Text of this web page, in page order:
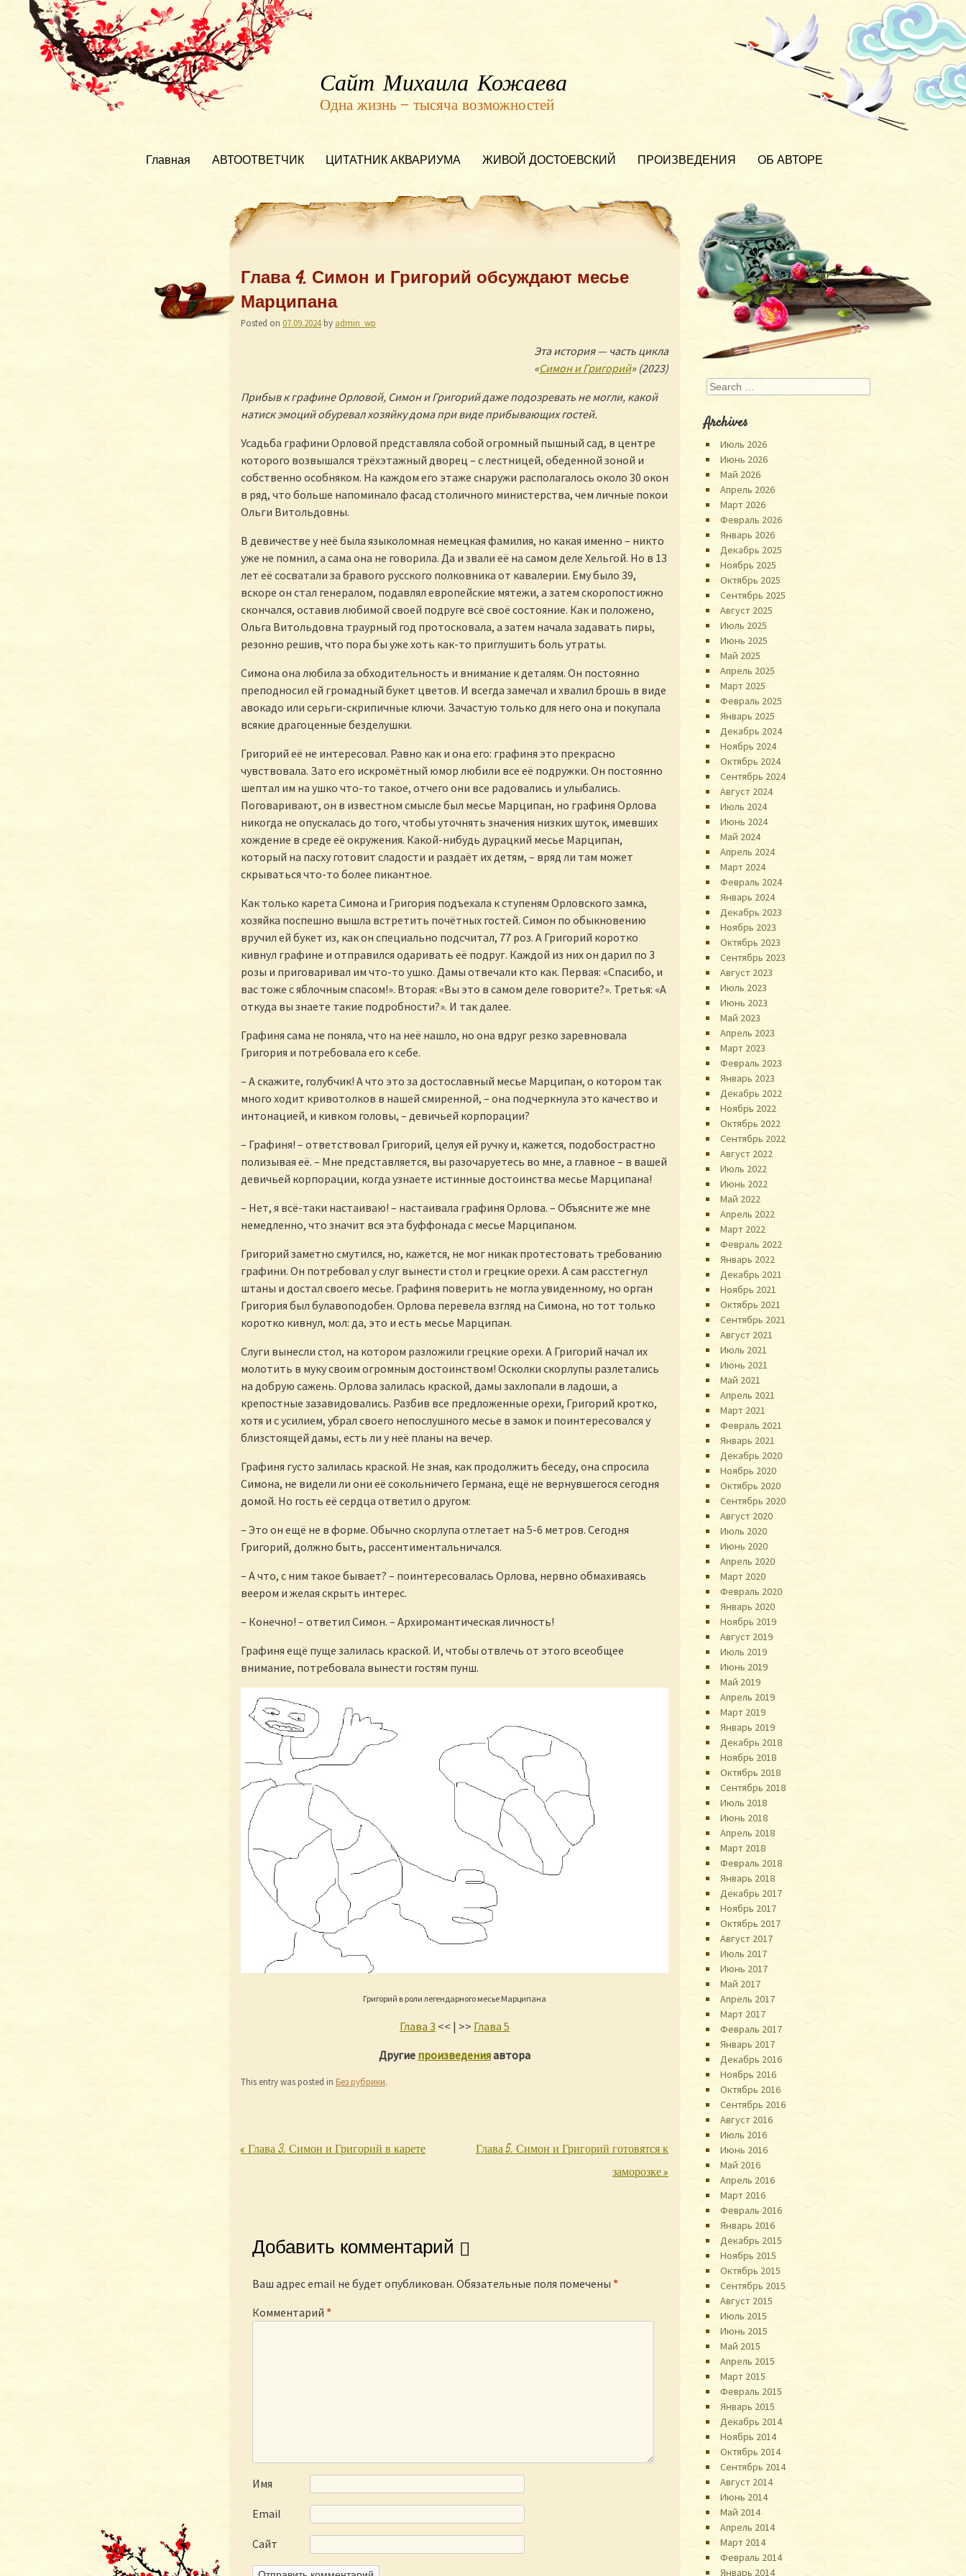
Сайт Михаила Кожаева
Одна жизнь — тысяча возможностей
Главная АВТООТВЕТЧИК ЦИТАТНИК АКВАРИУМА ЖИВОЙ ДОСТОЕВСКИЙ ПРОИЗВЕДЕНИЯ ОБ АВТОРЕ
Глава 4. Симон и Григорий обсуждают месье
Марципана
Posted on 07.09.2024 by admin_wp
Эта история — часть цикла
«Симон и Григорий» (2023)
Прибыв к графине Орловой, Симон и Григорий даже подозревать не могли, какой
натиск эмоций обуревал хозяйку дома при виде прибывающих гостей.
Усадьба графини Орловой представляла собой огромный пышный сад, в центре
которого возвышался трёхэтажный дворец – с лестницей, обеденной зоной и
собственно особняком. На каждом его этаже снаружи располагалось около 30 окон
в ряд, что больше напоминало фасад столичного министерства, чем личные покои
Ольги Витольдовны.
В девичестве у неё была языколомная немецкая фамилия, но какая именно – никто
уже не помнил, а сама она не говорила. Да и звали её на самом деле Хельгой. Но в 13
лет её сосватали за бравого русского полковника от кавалерии. Ему было 39,
вскоре он стал генералом, подавлял европейские мятежи, а затем скоропостижно
скончался, оставив любимой своей подруге всё своё состояние. Как и положено,
Ольга Витольдовна траурный год протосковала, а затем начала задавать пиры,
резонно решив, что пора бы уже хоть как-то приглушить боль утраты.
Симона она любила за обходительность и внимание к деталям. Он постоянно
преподносил ей громадный букет цветов. И всегда замечал и хвалил брошь в виде
авокадо или серьги-скрипичные ключи. Зачастую только для него она и покупала
всякие драгоценные безделушки.
Григорий её не интересовал. Равно как и она его: графиня это прекрасно
чувствовала. Зато его искромётный юмор любили все её подружки. Он постоянно
шептал им на ушко что-то такое, отчего они все радовались и улыбались.
Поговаривают, он в известном смысле был месье Марципан, но графиня Орлова
никогда не опускалась до того, чтобы уточнять значения низких шуток, имевших
хождение в среде её окружения. Какой-нибудь дурацкий месье Марципан,
который на пасху готовит сладости и раздаёт их детям, – вряд ли там может
скрываться что-то более пикантное.
Как только карета Симона и Григория подъехала к ступеням Орловского замка,
хозяйка поспешно вышла встретить почётных гостей. Симон по обыкновению
вручил ей букет из, как он специально подсчитал, 77 роз. А Григорий коротко
кивнул графине и отправился одаривать её подруг. Каждой из них он дарил по 3
розы и приговаривал им что-то ушко. Дамы отвечали кто как. Первая: «Спасибо, и
вас тоже с яблочным спасом!». Вторая: «Вы это в самом деле говорите?». Третья: «А
откуда вы знаете такие подробности?». И так далее.
Графиня сама не поняла, что на неё нашло, но она вдруг резко заревновала
Григория и потребовала его к себе.
– А скажите, голубчик! А что это за достославный месье Марципан, о котором так
много ходит кривотолков в нашей смиренной, – она подчеркнула это качество и
интонацией, и кивком головы, – девичьей корпорации?
– Графиня! – ответствовал Григорий, целуя ей ручку и, кажется, подобострастно
полизывая её. – Мне представляется, вы разочаруетесь во мне, а главное – в вашей
девичьей корпорации, когда узнаете истинные достоинства месье Марципана!
– Нет, я всё-таки настаиваю! – настаивала графиня Орлова. – Объясните же мне
немедленно, что значит вся эта буффонада с месье Марципаном.
Григорий заметно смутился, но, кажется, не мог никак протестовать требованию
графини. Он потребовал у слуг вынести стол и грецкие орехи. А сам расстегнул
штаны и достал своего месье. Графиня поверить не могла увиденному, но орган
Григория был булавоподобен. Орлова перевела взгляд на Симона, но тот только
коротко кивнул, мол: да, это и есть месье Марципан.
Слуги вынесли стол, на котором разложили грецкие орехи. А Григорий начал их
молотить в муку своим огромным достоинством! Осколки скорлупы разлетались
на добрую сажень. Орлова залилась краской, дамы захлопали в ладоши, а
крепостные зазавидовались. Разбив все предложенные орехи, Григорий кротко,
хотя и с усилием, убрал своего непослушного месье в замок и поинтересовался у
близстоящей дамы, есть ли у неё планы на вечер.
Графиня густо залилась краской. Не зная, как продолжить беседу, она спросила
Симона, не видели ли они её сокольничего Германа, ещё не вернувшегося сегодня
домой. Но гость её сердца ответил о другом:
– Это он ещё не в форме. Обычно скорлупа отлетает на 5-6 метров. Сегодня
Григорий, должно быть, рассентиментальничался.
– А что, с ним такое бывает? – поинтересовалась Орлова, нервно обмахиваясь
веером и желая скрыть интерес.
– Конечно! – ответил Симон. – Архиромантическая личность!
Графиня ещё пуще залилась краской. И, чтобы отвлечь от этого всеобщее
внимание, потребовала вынести гостям пунш.
Григорий в роли легендарного месье Марципана
Глава 3 << | >> Глава 5
Другие произведенияавтора
This entry was posted in Без рубрики.
Post navigation
«Глава 3. Симон и Григорий в карете
Глава 5. Симон и Григорий готовятся к
заморозке»
Добавить комментарий
Ваш адрес email не будет опубликован. Обязательные поля помечены *
Комментарий *
Имя
Email
Сайт
Search
Archives
Июль 2026
Июнь 2026
Май 2026
Апрель 2026
Март 2026
Февраль 2026
Январь 2026
Декабрь 2025
Ноябрь 2025
Октябрь 2025
Сентябрь 2025
Август 2025
Июль 2025
Июнь 2025
Май 2025
Апрель 2025
Март 2025
Февраль 2025
Январь 2025
Декабрь 2024
Ноябрь 2024
Октябрь 2024
Сентябрь 2024
Август 2024
Июль 2024
Июнь 2024
Май 2024
Апрель 2024
Март 2024
Февраль 2024
Январь 2024
Декабрь 2023
Ноябрь 2023
Октябрь 2023
Сентябрь 2023
Август 2023
Июль 2023
Июнь 2023
Май 2023
Апрель 2023
Март 2023
Февраль 2023
Январь 2023
Декабрь 2022
Ноябрь 2022
Октябрь 2022
Сентябрь 2022
Август 2022
Июль 2022
Июнь 2022
Май 2022
Апрель 2022
Март 2022
Февраль 2022
Январь 2022
Декабрь 2021
Ноябрь 2021
Октябрь 2021
Сентябрь 2021
Август 2021
Июль 2021
Июнь 2021
Май 2021
Апрель 2021
Март 2021
Февраль 2021
Январь 2021
Декабрь 2020
Ноябрь 2020
Октябрь 2020
Сентябрь 2020
Август 2020
Июль 2020
Июнь 2020
Апрель 2020
Март 2020
Февраль 2020
Январь 2020
Ноябрь 2019
Август 2019
Июль 2019
Июнь 2019
Май 2019
Апрель 2019
Март 2019
Январь 2019
Декабрь 2018
Ноябрь 2018
Октябрь 2018
Сентябрь 2018
Июль 2018
Июнь 2018
Апрель 2018
Март 2018
Февраль 2018
Январь 2018
Декабрь 2017
Ноябрь 2017
Октябрь 2017
Август 2017
Июль 2017
Июнь 2017
Май 2017
Апрель 2017
Март 2017
Февраль 2017
Январь 2017
Декабрь 2016
Ноябрь 2016
Октябрь 2016
Сентябрь 2016
Август 2016
Июль 2016
Июнь 2016
Май 2016
Апрель 2016
Март 2016
Февраль 2016
Январь 2016
Декабрь 2015
Ноябрь 2015
Октябрь 2015
Сентябрь 2015
Август 2015
Июль 2015
Июнь 2015
Май 2015
Апрель 2015
Март 2015
Февраль 2015
Январь 2015
Декабрь 2014
Ноябрь 2014
Октябрь 2014
Сентябрь 2014
Август 2014
Июнь 2014
Май 2014
Апрель 2014
Март 2014
Февраль 2014
Январь 2014